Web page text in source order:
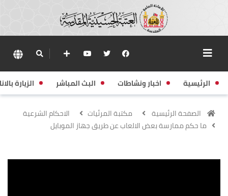
الرئيسية اخبار ونشاطات البث المباشر الزيارة
الصفحة الرئيسية مكتبة المرئيات
الاحكام الشرعية
ما حكم ممارسة بعض الالعاب عن طريق جهاز الموبايل